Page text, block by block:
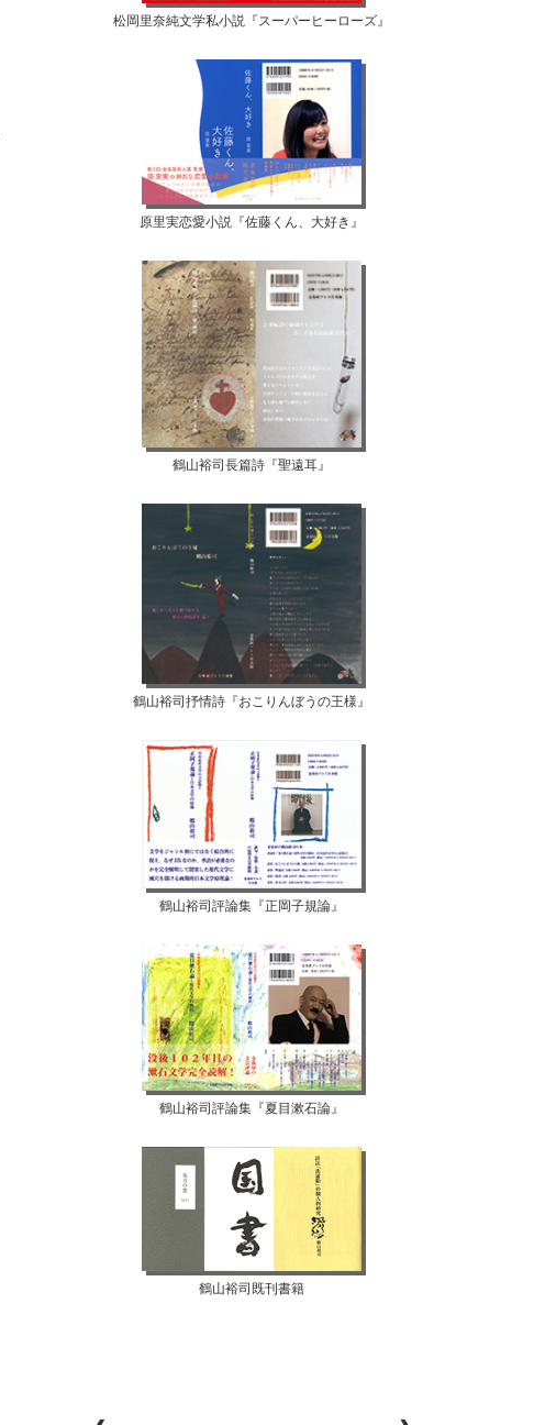
松岡里奈純文学私小説『スーパーヒーローズ』
原里実恋愛小説『佐藤くん、大好き』
鶴山裕司長篇詩『聖遠耳』
鶴山裕司抒情詩『おこりんぼうの王様』
鶴山裕司評論集『正岡子規論』
鶴山裕司評論集『夏目漱石論』
鶴山裕司既刊書籍